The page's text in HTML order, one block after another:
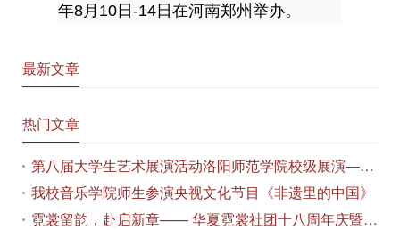
年8月10日-14日在河南郑州举办。
最新文章
热门文章
第八届大学生艺术展演活动洛阳师范学院校级展演——艺术作品专场展览在美术与艺术学院顺利开展
我校音乐学院师生参演央视文化节目《非遗里的中国》
霓裳留韵，赴启新章—— 华夏霓裳社团十八周年庆暨毕业季特别演出圆满落幕